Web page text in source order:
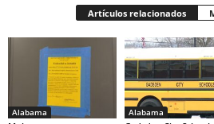
Artículos relacionados
Alabama Alabama